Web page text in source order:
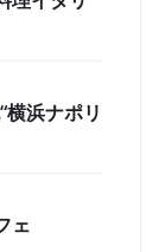
横浜ナポリ
ェ